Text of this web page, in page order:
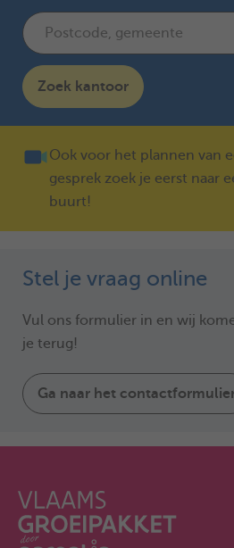
Zoek kantoor
Ook voor het plannen van
gesprek zoek je eerst naar
buurt!
Stel je vraag online
Vul ons formulier in en wij
je terug!
Ga naar het